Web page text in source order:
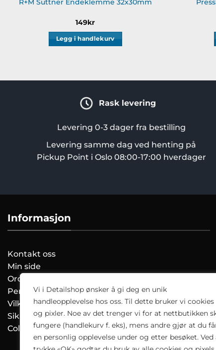
Vi i Detailshop ønsker å gi deg en unik
handleopplevelse hos oss. Til dette bruker vi cookies
og pixler. Noe av det trenger vi for at nettbutikken
fungere (handlekurv f. eks), mens andre gjør at du
en personlig opplevelse under og etter besøket. Ved
149kr
Legg i handlekurv
Rask levering
Levering 0-3 dager fra bestilling
Levering samme dag ved henting på
Pickup Point i Oslo 08:00-17:00 hverdager
Informasjon
Kontakt oss
Min side
Ordreoversikt
Personvernerklæring
Vilkår og Betingelser
Sikkerhetsdatablad
Colourlock.no